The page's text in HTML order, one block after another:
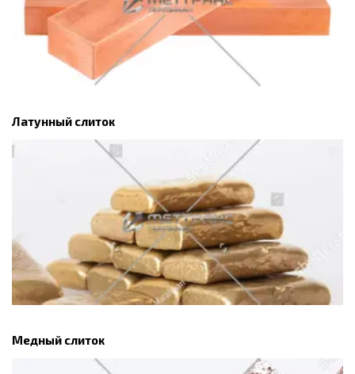
Латунный слиток
Медный слиток